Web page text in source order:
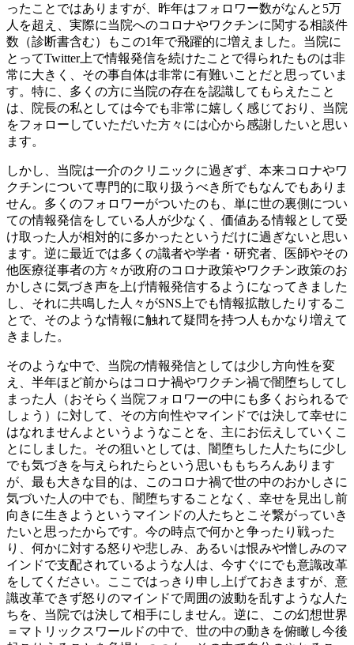
ったことではありますが、昨年はフォロワー数がなんと5万
人を超え、実際に当院へのコロナやワクチンに関する相談件
数（診断書含む）もこの1年で飛躍的に増えました。当院に
とってTwitter上で情報発信を続けたことで得られたものは非
常に大きく、その事自体は非常に有難いことだと思っていま
す。特に、多くの方に当院の存在を認識してもらえたこと
は、院長の私としては今でも非常に嬉しく感じており、当院
をフォローしていただいた方々には心から感謝したいと思い
ます。
しかし、当院は一介のクリニックに過ぎず、本来コロナやワ
クチンについて専門的に取り扱うべき所でもなんでもありま
せん。多くのフォロワーがついたのも、単に世の裏側につい
ての情報発信をしている人が少なく、価値ある情報として受
け取った人が相対的に多かったというだけに過ぎないと思い
ます。逆に最近では多くの識者や学者・研究者、医師やその
他医療従事者の方々が政府のコロナ政策やワクチン政策のお
かしさに気づき声を上げ情報発信するようになってきました
し、それに共鳴した人々がSNS上でも情報拡散したりするこ
とで、そのような情報に触れて疑問を持つ人もかなり増えて
きました。
そのような中で、当院の情報発信としては少し方向性を変
え、半年ほど前からはコロナ禍やワクチン禍で闇堕ちしてし
まった人（おそらく当院フォロワーの中にも多くおられるで
しょう）に対して、その方向性やマインドでは決して幸せに
はなれませんよというようなことを、主にお伝えしていくこ
とにしました。その狙いとしては、闇堕ちした人たちに少し
でも気づきを与えられたらという思いももちろんあります
が、最も大きな目的は、このコロナ禍で世の中のおかしさに
気づいた人の中でも、闇堕ちすることなく、幸せを見出し前
向きに生きようというマインドの人たちとこそ繋がっていき
たいと思ったからです。今の時点で何かと争ったり戦った
り、何かに対する怒りや悲しみ、あるいは恨みや憎しみのマ
インドで支配されているような人は、今すぐにでも意識改革
をしてください。ここではっきり申し上げておきますが、意
識改革できず怒りのマインドで周囲の波動を乱すような人た
ちを、当院では決して相手にしません。逆に、この幻想世界
＝マトリックスワールドの中で、世の中の動きを俯瞰し今後